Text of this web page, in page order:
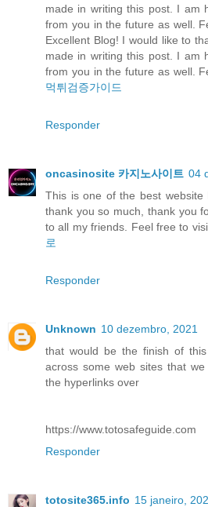
made in writing this post. I am
from you in the future as well.
Excellent Blog! I would like to
made in writing this post. I am
from you in the future as well.
먹튀검증가이드
Responder
oncasinosite 카지노사이트 04
This is one of the best
thank you so much, thank you
to all my friends. Feel free to
로
Responder
Unknown 10 dezembro, 2021
that would be the finish of
across some web sites that
the hyperlinks over
https://www.totosafeguide.com
Responder
totosite365.info 15 janeiro,